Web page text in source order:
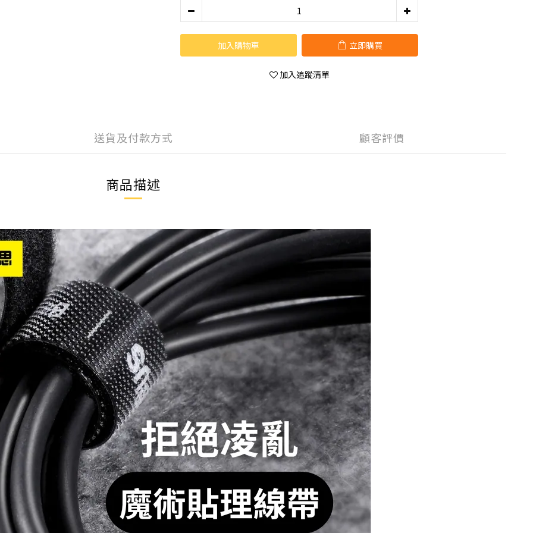
加入購物車 立即購買
加入追蹤清單
送貨及付款方式 顧客評價
商品描述